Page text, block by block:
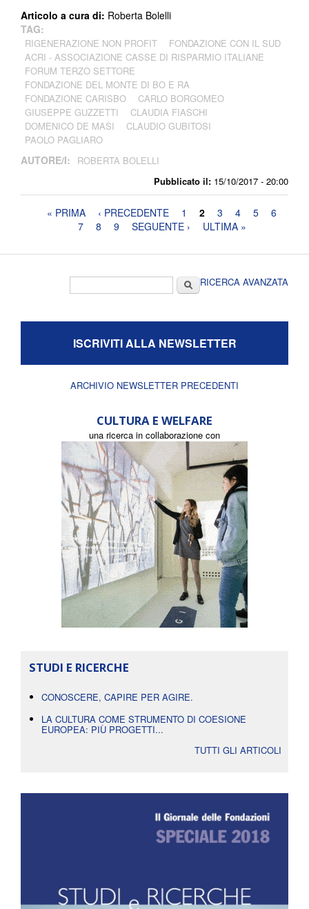
Pubblicato il: 15/10/2017 - 20:00
Articolo a cura di: Roberta Bolelli
TAG:
RIGENERAZIONE NON PROFIT
FONDAZIONE CON IL SUD
ACRI - ASSOCIAZIONE CASSE DI RISPARMIO ITALIANE
FORUM TERZO SETTORE
FONDAZIONE DEL MONTE DI BO E RA
FONDAZIONE CARISBO
CARLO BORGOMEO
GIUSEPPE GUZZETTI
CLAUDIA FIASCHI
DOMENICO DE MASI
CLAUDIO GUBITOSI
PAOLO PAGLIARO
AUTORE/I: ROBERTA BOLELLI
Pagine« PRIMA ‹ PRECEDENTE 1 2 3 4 5
6
7
8 9 SEGUENTE › ULTIMA »
CercaRICERCA AVANZATA
ISCRIVITI ALLA NEWSLETTER
ARCHIVIO NEWSLETTER PRECEDENTI
CULTURA E WELFARE
una ricerca in collaborazione con
STUDI E RICERCHE
CONOSCERE, CAPIRE PER AGIRE.
LA CULTURA COME STRUMENTO DI COESIONE
EUROPEA: PIÙ PROGETTI...
TUTTI GLI ARTICOLI